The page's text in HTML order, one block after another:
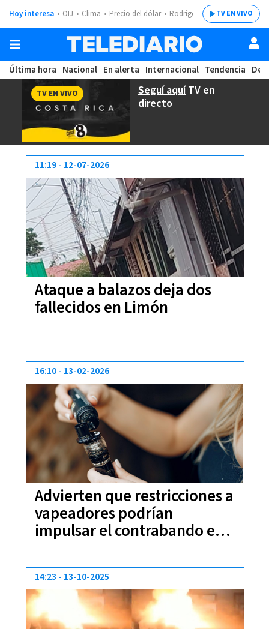
Hoy interesa OIJ Clima Precio del dólar Rodrigo ChavesTV EN VIVO
Última hora Nacional En alerta Internacional Tendencia
Seguí aquíTV en
directo
TV EN VIVO
Ataque a balazos deja dos
fallecidos en Limón
11:19 12-07-2026
Advierten que restricciones a
vapeadores podrían
impulsar el contrabando en
16:10 13-02-2026
14:23 13-10-2025